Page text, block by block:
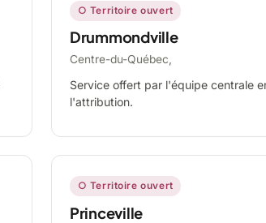
○ Territoire ouvert
Drummondville
Centre-du-Québec,
Service offert par l'équipe centrale
l'attribution.
○ Territoire ouvert
Princeville